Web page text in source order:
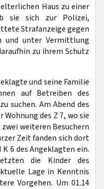
Haus zu einer
sie sich zur Polizei,
Strafanzeige gegen
und unter Vermittlung
zu ihrem Schutz
und seine Familie
auf Betreiben des
suchen. Am Abend des
Wohnung des Z 7, wo sie
weiteren Besuchern
Zeit fanden sich dort
K 6 des Angeklagten ein.
die Kinder des
Lage in Kenntnis
Vorgehen. Um 01.14